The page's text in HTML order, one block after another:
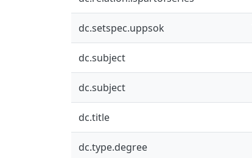
dc.setspec.uppsok
dc.subject
dc.subject
dc.title
dc.type.degree